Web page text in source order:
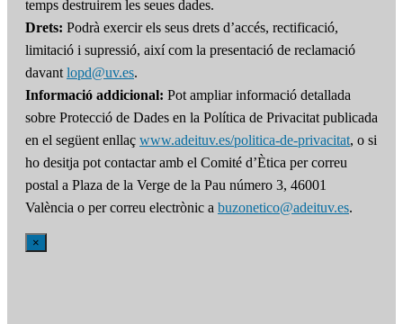
temps destruirem les seues dades.
Drets: Podrà exercir els seus drets d’accés, rectificació,
limitació i supressió, així com la presentació de reclamació
davant lopd@uv.es.
Informació addicional: Pot ampliar informació detallada
sobre Protecció de Dades en la Política de Privacitat publicada
en el següent enllaç www.adeituv.es/politica-de-privacitat, o si
ho desitja pot contactar amb el Comité d’Ètica per correu
postal a Plaza de la Verge de la Pau número 3, 46001
València o per correu electrònic a buzonetico@adeituv.es.
×